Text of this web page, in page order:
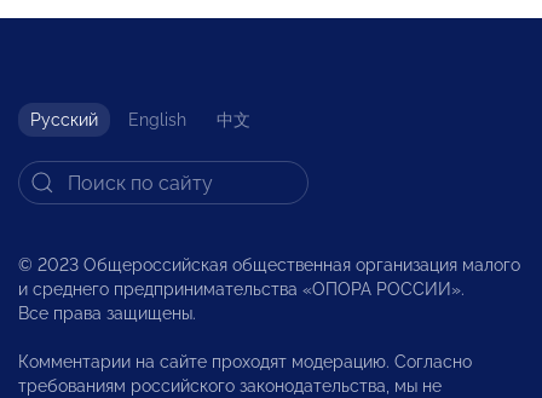
Русский English 中文
© 2023 Общероссийская общественная организация малого
и среднего предпринимательства «ОПОРА РОССИИ».
Все права защищены.
Комментарии на сайте проходят модерацию. Согласно
требованиям российского законодательства, мы не